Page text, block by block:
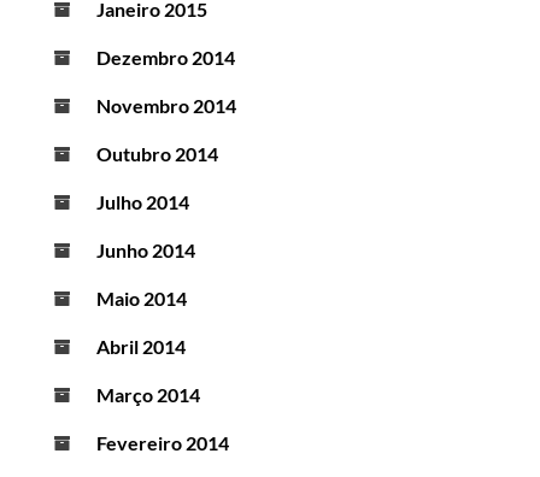
Janeiro 2015
Dezembro 2014
Novembro 2014
Outubro 2014
Julho 2014
Junho 2014
Maio 2014
Abril 2014
Março 2014
Fevereiro 2014